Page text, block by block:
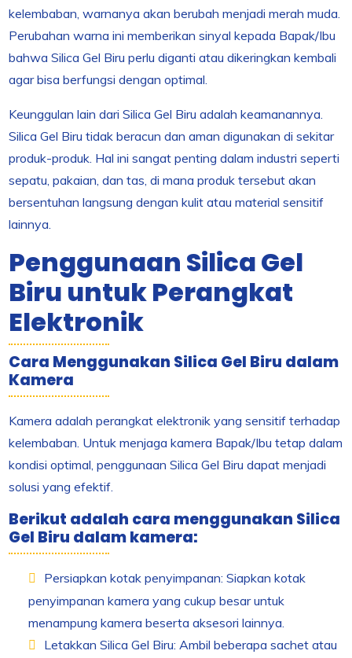
kelembaban, warnanya akan berubah menjadi merah muda.
Perubahan warna ini memberikan sinyal kepada Bapak/Ibu
bahwa Silica Gel Biru perlu diganti atau dikeringkan kembali
agar bisa berfungsi dengan optimal.
Keunggulan lain dari Silica Gel Biru adalah keamanannya.
Silica Gel Biru tidak beracun dan aman digunakan di sekitar
produk-produk. Hal ini sangat penting dalam industri seperti
sepatu, pakaian, dan tas, di mana produk tersebut akan
bersentuhan langsung dengan kulit atau material sensitif
lainnya.
Penggunaan Silica Gel
Biru untuk Perangkat
Elektronik
Cara Menggunakan Silica Gel Biru dalam
Kamera
Kamera adalah perangkat elektronik yang sensitif terhadap
kelembaban. Untuk menjaga kamera Bapak/Ibu tetap dalam
kondisi optimal, penggunaan Silica Gel Biru dapat menjadi
solusi yang efektif.
Berikut adalah cara menggunakan Silica
Gel Biru dalam kamera:
Persiapkan kotak penyimpanan: Siapkan kotak
penyimpanan kamera yang cukup besar untuk
menampung kamera beserta aksesori lainnya.
Letakkan Silica Gel Biru: Ambil beberapa sachet atau